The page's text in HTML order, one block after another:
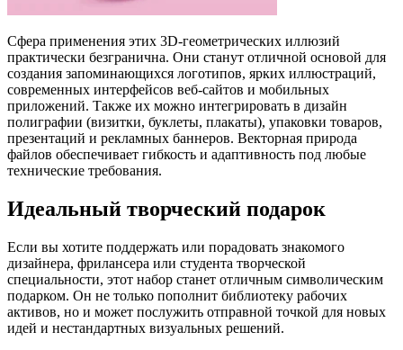
Сфера применения этих 3D-геометрических иллюзий
практически безгранична. Они станут отличной основой для
создания запоминающихся логотипов, ярких иллюстраций,
современных интерфейсов веб-сайтов и мобильных
приложений. Также их можно интегрировать в дизайн
полиграфии (визитки, буклеты, плакаты), упаковки товаров,
презентаций и рекламных баннеров. Векторная природа
файлов обеспечивает гибкость и адаптивность под любые
технические требования.
Идеальный творческий подарок
Если вы хотите поддержать или порадовать знакомого
дизайнера, фрилансера или студента творческой
специальности, этот набор станет отличным символическим
подарком. Он не только пополнит библиотеку рабочих
активов, но и может послужить отправной точкой для новых
идей и нестандартных визуальных решений.